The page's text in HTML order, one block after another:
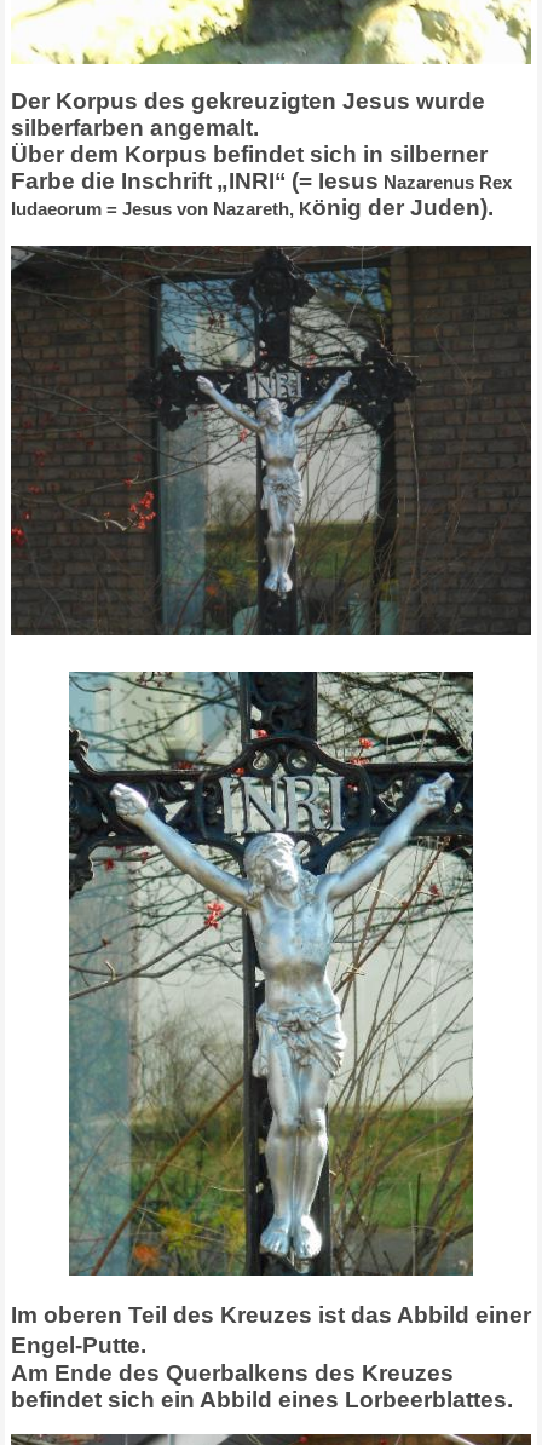
Der Korpus des gekreuzigten Jesus wurde
silberfarben angemalt.
Über dem Korpus befindet sich in silberner
Farbe die Inschrift „INRI“ (= Iesus NazarenusRex
Iudaeorum = Jesus von Nazareth, König der Juden).
Im oberen Teil des Kreuzes ist das Abbild einer
Engel-Putte.
Am Ende des Querbalkens des Kreuzes
befindet sich ein Abbild eines Lorbeerblattes.